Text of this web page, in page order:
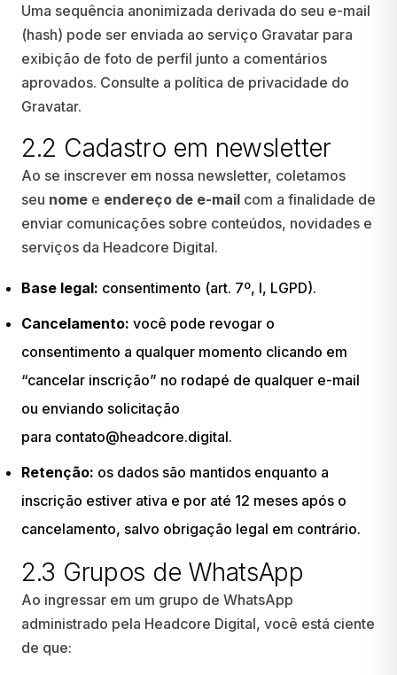
Uma sequência anonimizada derivada do seu e-mail
(hash) pode ser enviada ao serviço Gravatar para
exibição de foto de perfil junto a comentários
aprovados. Consulte a política de privacidade do
Gravatar.
2.2 Cadastro em newsletter
Ao se inscrever em nossa newsletter, coletamos
seu nome e endereço de e-mail com a finalidade de
enviar comunicações sobre conteúdos, novidades e
serviços da Headcore Digital.
Base legal: consentimento (art. 7º, I, LGPD).
Cancelamento: você pode revogar o
consentimento a qualquer momento clicando em
“cancelar inscrição” no rodapé de qualquer e-mail
ou enviando solicitação
para contato@headcore.digital.
Retenção: os dados são mantidos enquanto a
inscrição estiver ativa e por até 12 meses após o
cancelamento, salvo obrigação legal em contrário.
2.3 Grupos de WhatsApp
Ao ingressar em um grupo de WhatsApp
administrado pela Headcore Digital, você está ciente
de que: